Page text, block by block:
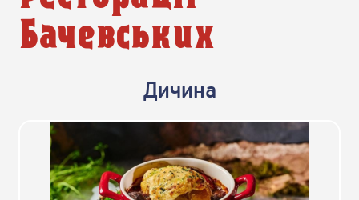
Бачевських
Дичина